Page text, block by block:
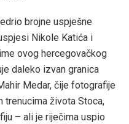
brojne uspješne
Nikole Katića i
ovog hercegovačkog
daleko izvan granica
Medar, čije fotografije
trenucima života Stoca,
– ali je riječima uspio